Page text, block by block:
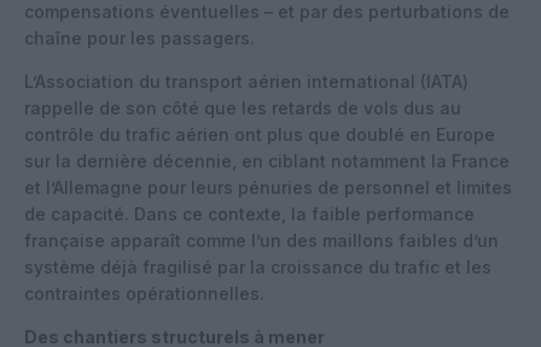
compensations éventuelles – et par des perturbations de
chaîne pour les passagers.
L’Association du transport aérien international (IATA)
rappelle de son côté que les retards de vols dus au
contrôle du trafic aérien ont plus que doublé en Europe
sur la dernière décennie, en ciblant notamment la France
et l’Allemagne pour leurs pénuries de personnel et limites
de capacité. Dans ce contexte, la faible performance
française apparaît comme l’un des maillons faibles d’un
système déjà fragilisé par la croissance du trafic et les
contraintes opérationnelles.
Des chantiers structurels à mener